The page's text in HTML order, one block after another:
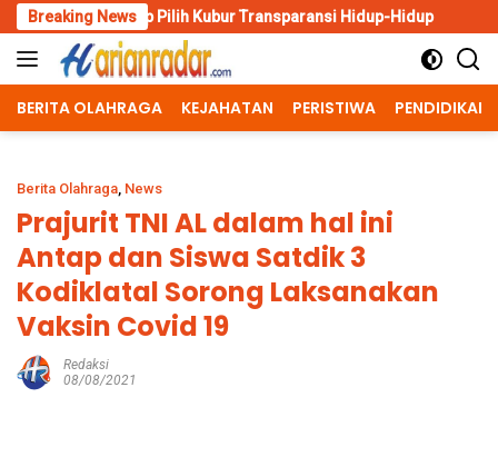
Skip
to
content
Breaking News
Pilih Kubur Transparansi Hidup-Hidup Polrestabes
BERITA OLAHRAGA KEJAHATAN PERISTIWA PENDIDIKAN
Berita Olahraga, News
Prajurit TNI AL dalam hal ini
Antap dan Siswa Satdik 3
Kodiklatal Sorong Laksanakan
Vaksin Covid 19
Redaksi
08/08/2021